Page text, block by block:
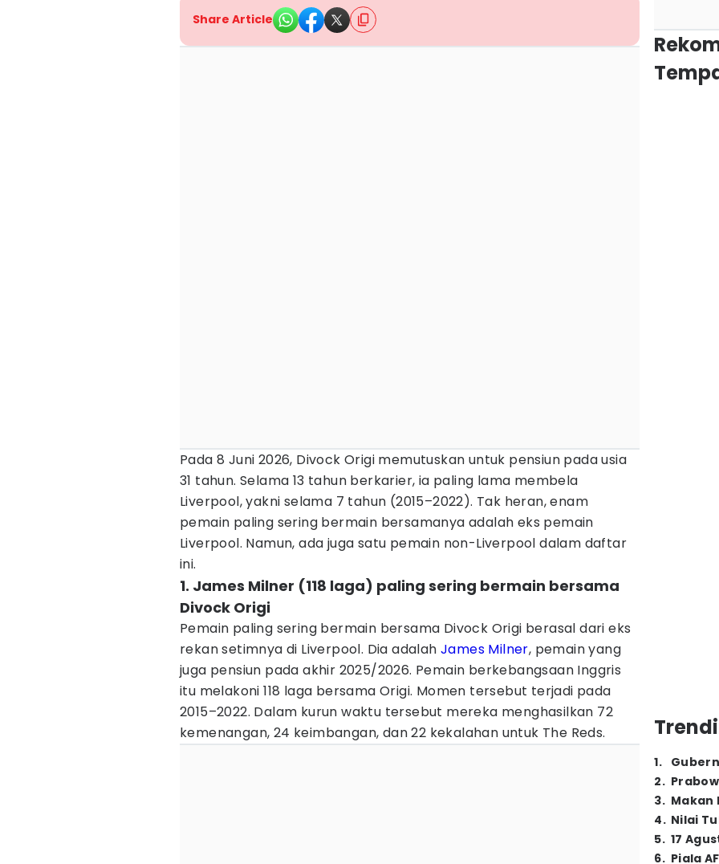
Share Article
Pada 8 Juni 2026, Divock Origi memutuskan untuk pensiun pada usia
31 tahun. Selama 13 tahun berkarier, ia paling lama membela
Liverpool, yakni selama 7 tahun (2015–2022). Tak heran, enam
pemain paling sering bermain bersamanya adalah eks pemain
Liverpool. Namun, ada juga satu pemain non-Liverpool dalam daftar
ini.
1. James Milner (118 laga) paling sering bermain bersama
Divock Origi
Pemain paling sering bermain bersama Divock Origi berasal dari eks
rekan setimnya di Liverpool. Dia adalah James Milner, pemain yang
juga pensiun pada akhir 2025/2026. Pemain berkebangsaan Inggris
itu melakoni 118 laga bersama Origi. Momen tersebut terjadi pada
2015–2022. Dalam kurun waktu tersebut mereka menghasilkan 72
kemenangan, 24 keimbangan, dan 22 kekalahan untuk The Reds.
1.
2.
3. Makan
4. Nilai
5. 17
6. Piala